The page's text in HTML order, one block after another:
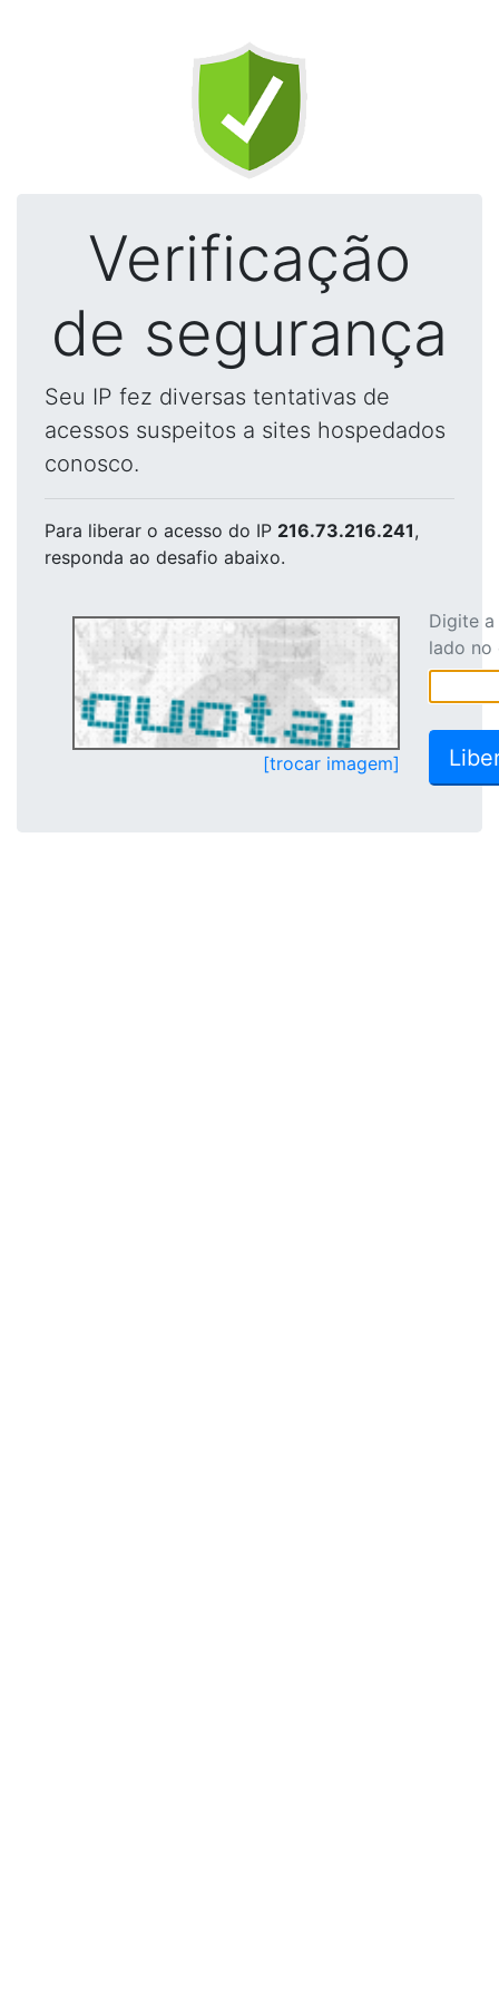
Verificação
de segurança
Seu IP fez diversas tentativas de
acessos suspeitos a sites hospedados
conosco.
Para liberar o acesso do IP 216.73.216.241,
responda ao desafio abaixo.
[trocar imagem]
Digite
lado no